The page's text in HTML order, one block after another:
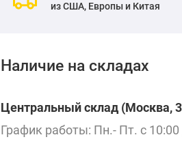
из США, Европы и Китая
Наличие на складах
Центральный склад (Москва,
График работы: Пн.- Пт. с